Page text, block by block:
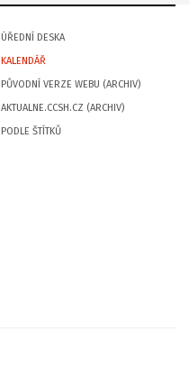
ÚŘEDNÍ DESKA
KALENDÁŘ
PŮVODNÍ VERZE WEBU (ARCHIV)
AKTUALNE.CCSH.CZ (ARCHIV)
PODLE ŠTÍTKŮ